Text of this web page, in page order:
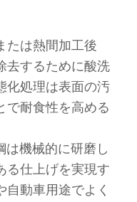
たは熱間加工後
去するために酸洗
化処理は表面の汚
で耐食性を高める
は機械的に研磨し
る仕上げを実現す
動車用途でよく